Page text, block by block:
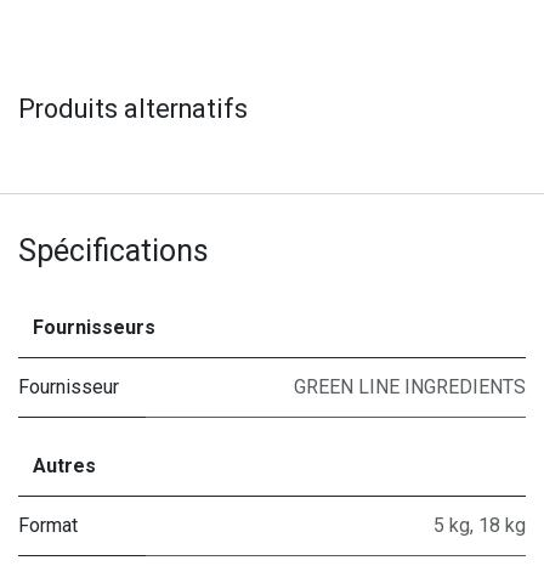
Produits alternatifs
Spécifications
Fournisseurs
Fournisseur GREEN LINE INGREDIENTS
Autres
Format 5 kg, 18 kg